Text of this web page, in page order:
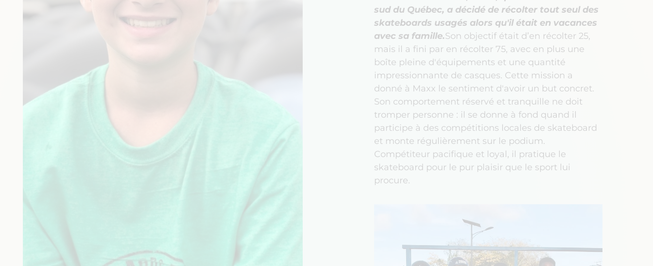
sud du Québec, a décidé de récolter tout seul des
skateboards usagés alors qu'il était en vacances
avec sa famille.Son objectif était d’en récolter 25,
mais il a fini par en récolter 75, avec en plus une
boîte pleine d'équipements et une quantité
impressionnante de casques. Cette mission a
donné à Maxx le sentiment d'avoir un but concret.
Son comportement réservé et tranquille ne doit
tromper personne : il se donne à fond quand il
participe à des compétitions locales de skateboard
et monte régulièrement sur le podium.
Compétiteur pacifique et loyal, il pratique le
skateboard pour le pur plaisir que le sport lui
procure.